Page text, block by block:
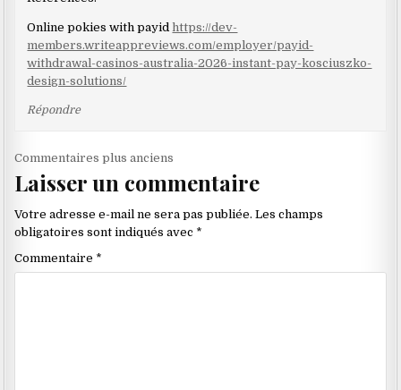
Online pokies with payid https://dev-
members.writeappreviews.com/employer/payid-
withdrawal-casinos-australia-2026-instant-pay-kosciuszko-
design-solutions/
Répondre
Navigation
dans
les
commentaires
Commentaires plus anciens
Laisser un commentaire
Votre adresse e-mail ne sera pas publiée. Les champs
obligatoires sont indiqués avec *
Commentaire *